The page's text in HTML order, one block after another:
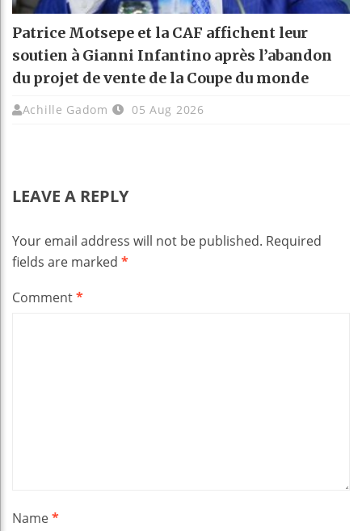
Patrice Motsepe et la CAF affichent leur
soutien à Gianni Infantino après l’abandon
du projet de vente de la Coupe du monde
Achille Gadom 05 Aug 2026
LEAVE A REPLY
Your email address will not be published. Required
fields are marked *
Comment*
Name*